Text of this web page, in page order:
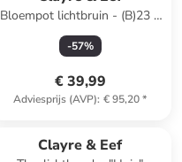
Bloempot lichtbruin - (B)23 x
(H)41 x (D)18 cm
-57%
€ 39,99
Adviesprijs (AVP): € 95,20*
Clayre & Eef